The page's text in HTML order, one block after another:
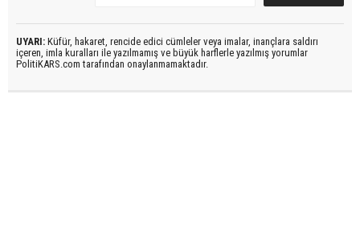
UYARI: Küfür, hakaret, rencide edici cümleler veya imalar, inançlara saldırı
içeren, imla kuralları ile yazılmamış ve büyük harflerle yazılmış yorumlar
PolitiKARS.com tarafından onaylanmamaktadır.